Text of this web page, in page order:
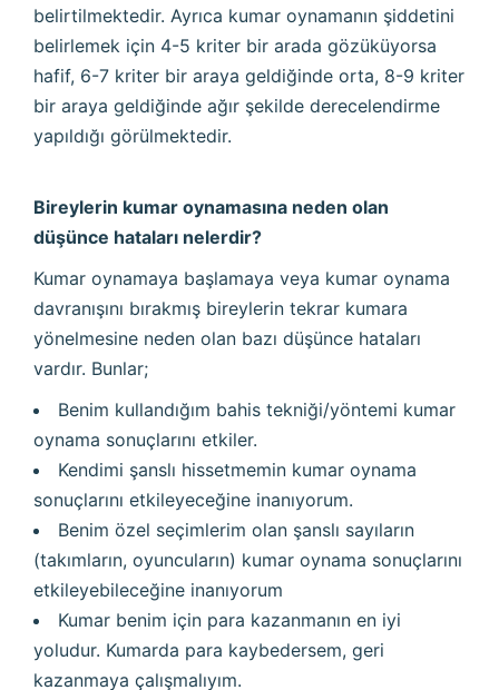
belirtilmektedir. Ayrıca kumar oynamanın şiddetini
belirlemek için 4-5 kriter bir arada gözüküyorsa
hafif, 6-7 kriter bir araya geldiğinde orta, 8-9 kriter
bir araya geldiğinde ağır şekilde derecelendirme
yapıldığı görülmektedir.
Bireylerin kumar oynamasına neden olan
düşünce hataları nelerdir?
Kumar oynamaya başlamaya veya kumar oynama
davranışını bırakmış bireylerin tekrar kumara
yönelmesine neden olan bazı düşünce hataları
vardır. Bunlar;
Benim kullandığım bahis tekniği/yöntemi kumar
oynama sonuçlarını etkiler.
Kendimi şanslı hissetmemin kumar oynama
sonuçlarını etkileyeceğine inanıyorum.
Benim özel seçimlerim olan şanslı sayıların
(takımların, oyuncuların) kumar oynama sonuçlarını
etkileyebileceğine inanıyorum
Kumar benim için para kazanmanın en iyi
yoludur. Kumarda para kaybedersem, geri
kazanmaya çalışmalıyım.